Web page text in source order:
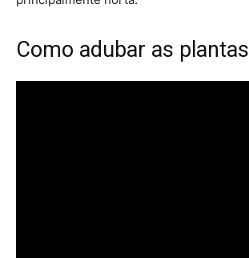
Como adubar as plantas